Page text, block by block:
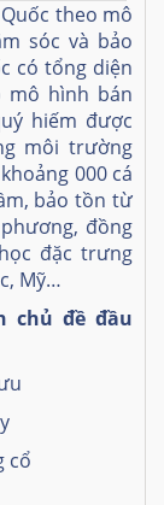
theo mô
sóc và bảo
có tổng diện
mô hình bán
hiếm được
môi trường
000 cá
bảo tồn từ
đồng
đặc trưng
Mỹ…
chủ đề đầu
cổ